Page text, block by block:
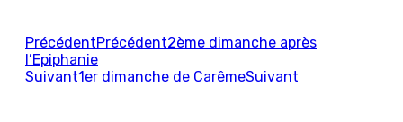
PrécédentPrécédent2ème dimanche après
l’Epiphanie
Suivant1er dimanche de CarêmeSuivant